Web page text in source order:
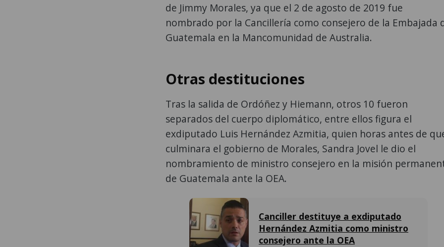
de Jimmy Morales, ya que el 2 de agosto de 2019 fue
nombrado por la Cancillería como consejero de la Embajada
Guatemala en la Mancomunidad de Australia.
Otras destituciones
Tras la salida de Ordóñez y Hiemann, otros 10 fueron
separados del cuerpo diplomático, entre ellos figura el
exdiputado Luis Hernández Azmitia, quien horas antes de
culminara el gobierno de Morales, Sandra Jovel le dio el
nombramiento de ministro consejero en la misión
de Guatemala ante la OEA.
Canciller destituye a exdiputado
Hernández Azmitia como ministro
consejero ante la OEA